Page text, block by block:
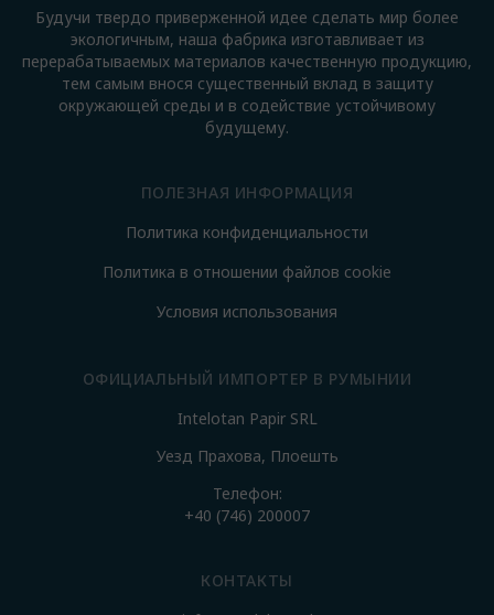
Будучи твердо приверженной идее сделать мир более
экологичным, наша фабрика изготавливает из
перерабатываемых материалов качественную продукцию,
тем самым внося существенный вклад в защиту
окружающей среды и в содействие устойчивому
будущему.
ПОЛЕЗНАЯ ИНФОРМАЦИЯ
Политика конфиденциальности
Политика в отношении файлов cookie
Условия использования
ОФИЦИАЛЬНЫЙ ИМПОРТЕР В РУМЫНИИ
Intelotan Papir SRL
Уезд Прахова, Плоешть
Телефон:
+40 (746) 200007
КОНТАКТЫ